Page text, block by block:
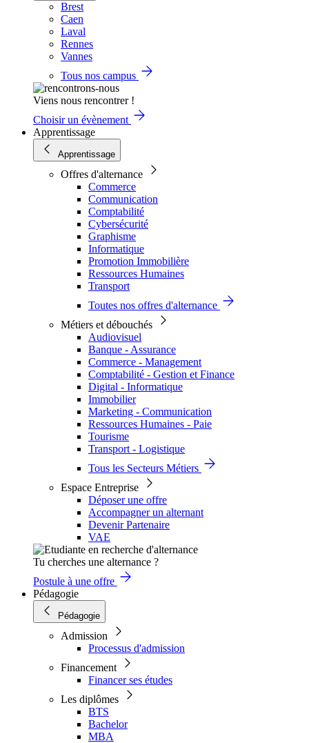
Brest
Caen
Laval
Rennes
Vannes
Tous nos campus
Viens nous rencontrer !
Choisir un évènement
Apprentissage
Apprentissage
Offres d'alternance
Commerce
Communication
Comptabilité
Cybersécurité
Graphisme
Informatique
Promotion Immobilière
Ressources Humaines
Transport
Toutes nos offres d'alternance
Métiers et débouchés
Audiovisuel
Banque - Assurance
Commerce - Management
Comptabilité - Gestion et Finance
Digital - Informatique
Immobilier
Marketing - Communication
Ressources Humaines - Paie
Tourisme
Transport - Logistique
Tous les Secteurs Métiers
Espace Entreprise
Déposer une offre
Accompagner un alternant
Devenir Partenaire
VAE
Tu cherches une alternance ?
Postule à une offre
Pédagogie
Pédagogie
Admission
Processus d'admission
Financement
Financer ses études
Les diplômes
BTS
Bachelor
MBA